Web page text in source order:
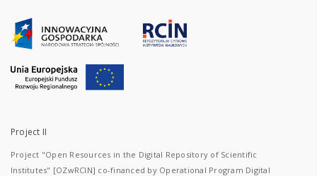
Project II
Project "Open Resources in the Digital Repository of Scientific
Institutes" [OZwRCIN] co-financed by Operational Program Digital